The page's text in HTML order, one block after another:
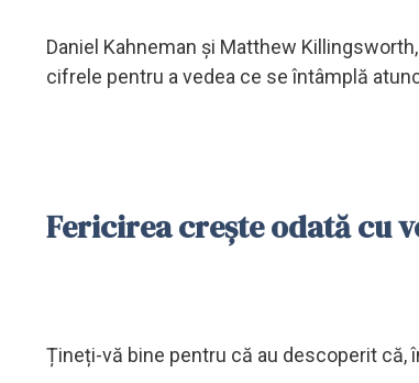
Daniel Kahneman și Matthew
cifrele pentru a vedea ce se întâmplă
Fericirea crește odată cu
Țineți-vă bine pentru că au descoperit că,